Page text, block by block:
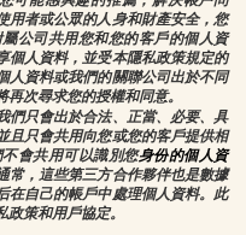
用者或公眾的人身和財產安全，您
公司共用您和您的客戶的個人資
個人資料，並受本隱私政策規定的
人資料或我們的關聯公司出於不同
次尋求您的授權和同意。
們只會出於合法、正當、必要、具
且只會共用向您或您的客戶提供相
會共用可以識別您身份的個人資
常，這些第三方合作夥伴也是數據
在自己的帳戶中處理個人資料。此
策和用戶協定。